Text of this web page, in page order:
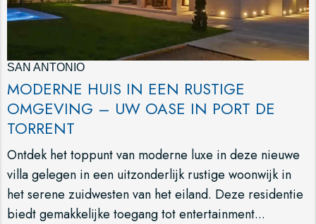
SAN ANTONIO
MODERNE HUIS IN EEN RUSTIGE
OMGEVING – UW OASE IN PORT DE
TORRENT
Ontdek het toppunt van moderne luxe in deze nieuwe
villa gelegen in een uitzonderlijk rustige woonwijk in
het serene zuidwesten van het eiland. Deze residentie
biedt gemakkelijke toegang tot entertainment...